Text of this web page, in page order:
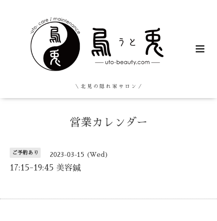
＼ 北 見 の 隠 れ 家 サ ロ ン ／
営業カレンダー
ご予約あり 2023-03-15 (Wed)
17:15-19:45 美容鍼